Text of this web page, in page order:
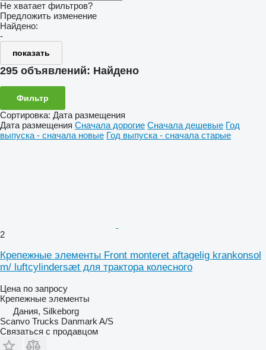
Не хватает фильтров?
Предложить изменение
Найдено:
-
показать
295 объявлений: Найдено
Фильтр
Сортировка: Дата размещения
Дата размещения Сначала дорогие Сначала дешевые Год
выпуска - сначала новые Год выпуска - сначала старые
2
Крепежные элементы Front monteret aftagelig krankonsol
m/ luftcylindersæt для трактора колесного
Цена по запросу
Крепежные элементы
Дания, Silkeborg
Scanvo Trucks Danmark A/S
Связаться с продавцом